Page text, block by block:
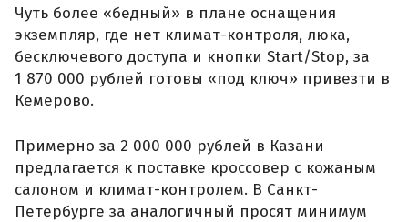
Чуть более «бедный» в плане оснащения
экземпляр, где нет климат-контроля, люка,
бесключевого доступа и кнопки Start/Stop, за
1 870 000 рублей готовы «под ключ» привезти в
Кемерово.
Примерно за 2 000 000 рублей в Казани
предлагается к поставке кроссовер с кожаным
салоном и климат-контролем. В Санкт-
Петербурге за аналогичный просят минимум